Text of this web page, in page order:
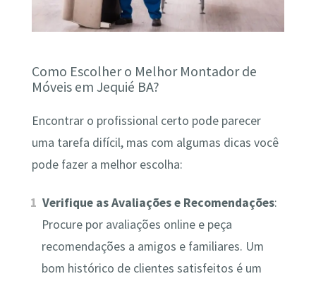
Como Escolher o Melhor Montador de
Móveis em Jequié BA?
Encontrar o profissional certo pode parecer
uma tarefa difícil, mas com algumas dicas você
pode fazer a melhor escolha:
Verifique as Avaliações e Recomendações:
Procure por avaliações online e peça
recomendações a amigos e familiares. Um
bom histórico de clientes satisfeitos é um